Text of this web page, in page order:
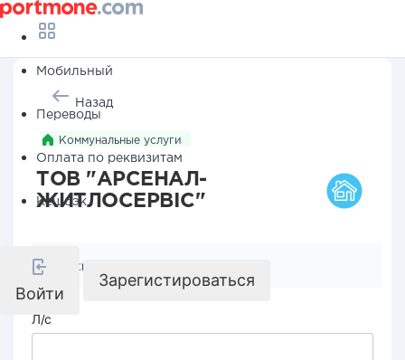
Мобильный
Переводы
Оплата по реквизитам
Кешбэк
Войти
Зарегистироваться
Назад
Коммунальные услуги
ТОВ "АРСЕНАЛ-
ЖИТЛОСЕРВІС"
Реквизиты компании
Л/с